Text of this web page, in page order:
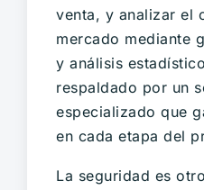
venta, y analizar el
mercado mediante
y análisis
respaldado por un
especializado que
en cada etapa del
La seguridad es